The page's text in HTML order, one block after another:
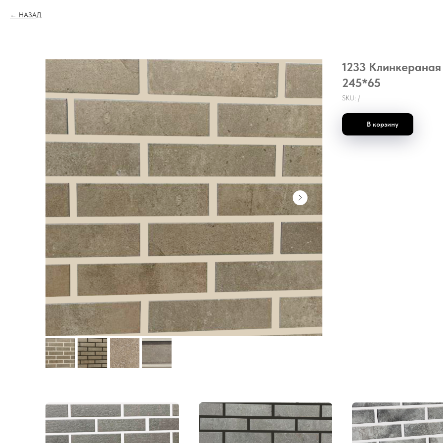
НАЗАД
1233
245*65
SKU: /
В корзину